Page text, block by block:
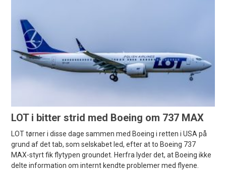
LOT i bitter strid med Boeing om 737 MAX
LOT tørner i disse dage sammen med Boeing i retten i USA på
grund af det tab, som selskabet led, efter at to Boeing 737
MAX-styrt fik flytypen groundet. Herfra lyder det, at Boeing ikke
delte information om internt kendte problemer med flyene.